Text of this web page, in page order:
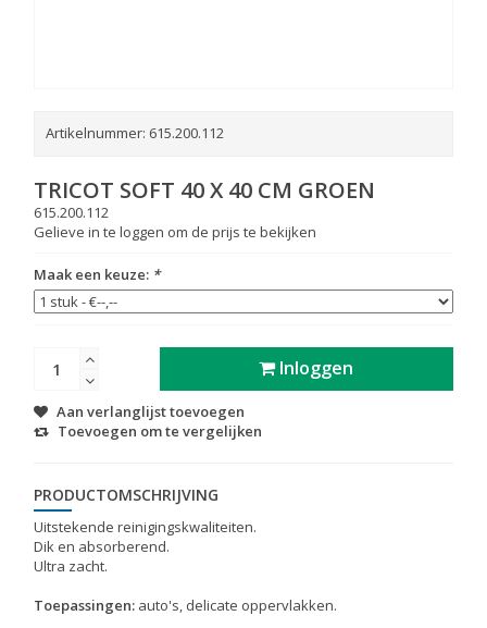
Artikelnummer: 615.200.112
TRICOT SOFT 40 X 40 CM GROEN
615.200.112
Gelieve in te loggen om de prijs te bekijken
Maak een keuze: *
Inloggen
Aan verlanglijst toevoegen
Toevoegen om te vergelijken
PRODUCTOMSCHRIJVING
Uitstekende reinigingskwaliteiten.
Dik en absorberend.
Ultra zacht.
Toepassingen: auto's, delicate oppervlakken.